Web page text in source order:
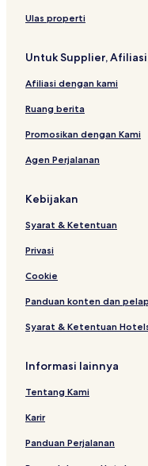
Ulas properti
Untuk Supplier,
Afiliasi dengan kami
Ruang berita
Promosikan dengan Kami
Agen Perjalanan
Kebijakan
Syarat & Ketentuan
Privasi
Cookie
Panduan konten dan
Syarat & Ketentuan
Informasi lainnya
Tentang Kami
Karir
Panduan Perjalanan